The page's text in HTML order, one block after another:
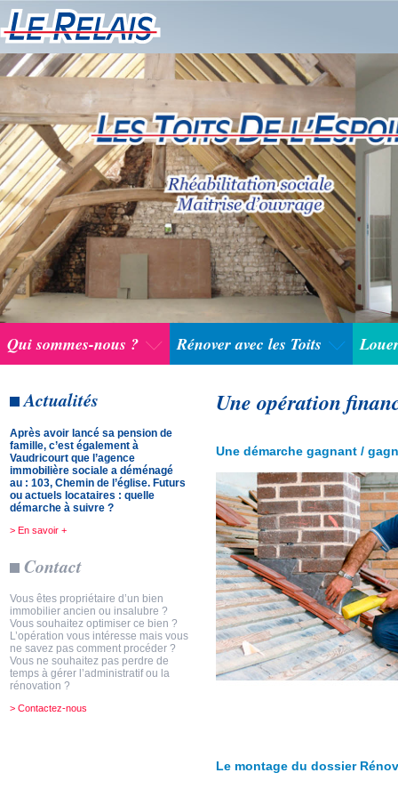
Qui sommes-nous ? Rénover avec les Toits
Actualités
Après avoir lancé sa pension de
famille, c’est également à
Vaudricourt que l’agence
immobilière sociale a déménagé
au : 103, Chemin de l’église. Futurs
ou actuels locataires : quelle
démarche à suivre ?
> En savoir +
Contact
Vous êtes propriétaire d’un bien
immobilier ancien ou insalubre ?
Vous souhaitez optimiser ce bien ?
L’opération vous intéresse mais vous
ne savez pas comment procéder ?
Vous ne souhaitez pas perdre de
temps à gérer l’administratif ou la
rénovation ?
> Contactez-nous
Une opération
Une démarche gagnant /
Le montage du dossier